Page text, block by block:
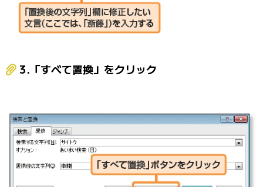
3.「すべて置換」をクリック